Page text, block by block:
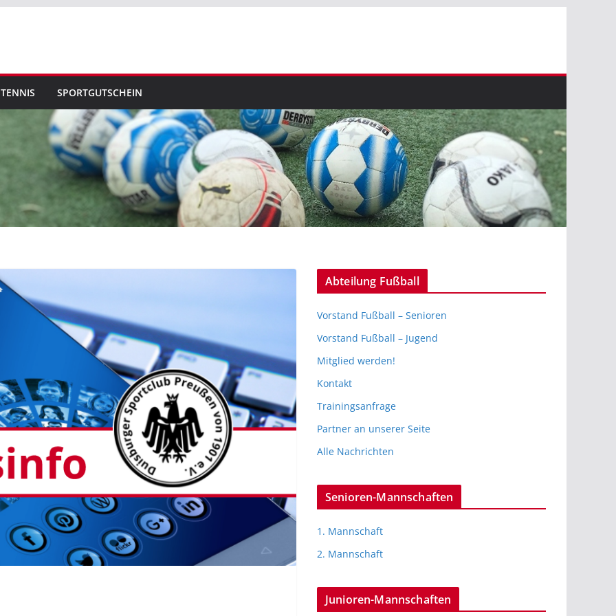
TENNIS SPORTGUTSCHEIN
Abteilung Fußball
Vorstand Fußball – Senioren
Vorstand Fußball – Jugend
Mitglied werden!
Kontakt
Trainingsanfrage
Partner an unserer Seite
Alle Nachrichten
Senioren-Mannschaften
1. Mannschaft
2. Mannschaft
Junioren-Mannschaften